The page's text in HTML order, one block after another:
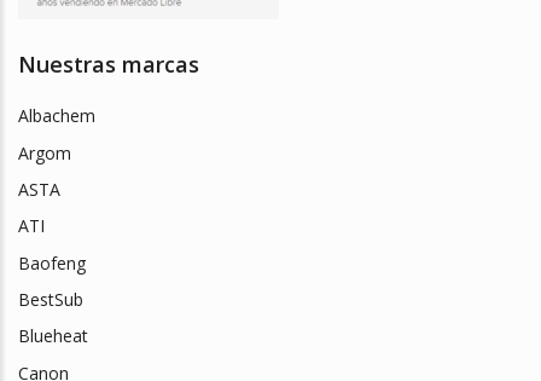
Nuestras marcas
Albachem
Argom
ASTA
ATI
Baofeng
BestSub
Blueheat
Canon